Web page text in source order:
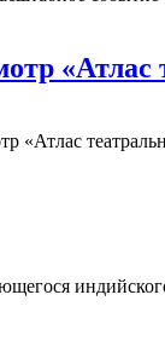
«Атлас
«Атлас